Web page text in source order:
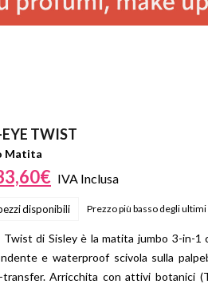
TWIST
Matita
€ IVA Inclusa
disponibili Prezzo più basso degli
Twist di Sisley è la matita jumbo 3-in-
e waterproof scivola sulla
Arricchita con attivi botanici